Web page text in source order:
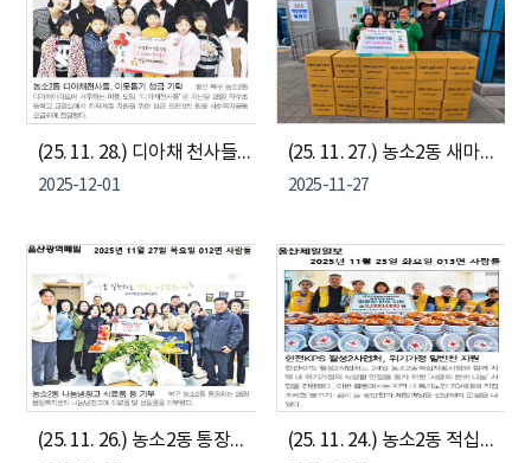
(25. 11. 28.) 디아채 천사들, 농소2동 취약계층에 이웃돕기 성금 전달
2025-12-01
(25. 11. 27.) 농소2동 새마을협의부녀회, 취약계층에 김장김치 전달
2025-11-27
(25. 11. 26.) 농소2동 통장회, 나눔냉장고에 기부물품 전달 (25. 11. 24.) 농소2동 적십자봉사회, 한전KPS 지원으로 나눔냉장고에 사랑의 한끼 나눔